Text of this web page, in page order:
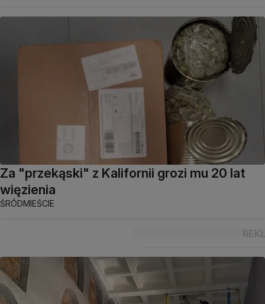
Za "przekąski" z Kalifornii grozi mu 20 lat
więzienia
ŚRÓDMIEŚCIE